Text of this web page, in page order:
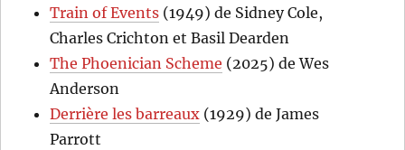
Train of Events (1949) de Sidney Cole,
Charles Crichton et Basil Dearden
The Phoenician Scheme (2025) de Wes
Anderson
Derrière les barreaux (1929) de James
Parrott